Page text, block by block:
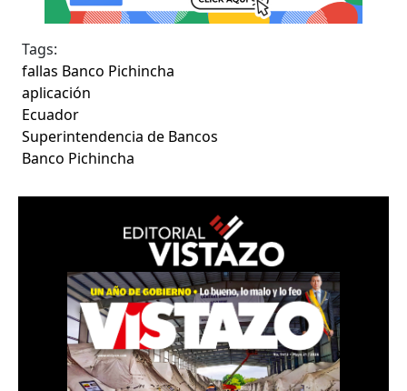
Tags:
fallas Banco Pichincha
aplicación
Ecuador
Superintendencia de Bancos
Banco Pichincha